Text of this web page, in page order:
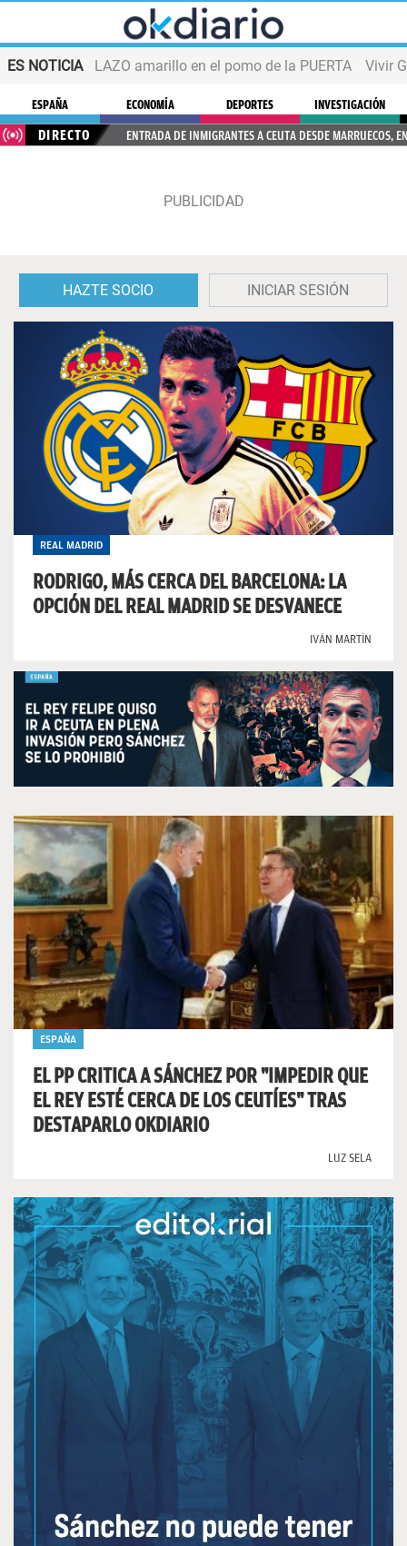
ES NOTICIA LAZO amarillo en el pomo de la PUERTA Vivir
ESPAÑA ECONOMÍA DEPORTES INVESTIGACIÓN
DIRECTO ENTRADA DE INMIGRANTES A CEUTA DESDE MARRUECOS,
HAZTE SOCIO INICIAR SESIÓN
REAL MADRID
RODRIGO, MÁS CERCA DEL BARCELONA: LA
OPCIÓN DEL REAL MADRID SE DESVANECE
IVÁN MARTÍN
ESPAÑA
EL PP CRITICA A SÁNCHEZ POR "IMPEDIR QUE
EL REY ESTÉ CERCA DE LOS CEUTÍES" TRAS
DESTAPARLO OKDIARIO
LUZ SELA